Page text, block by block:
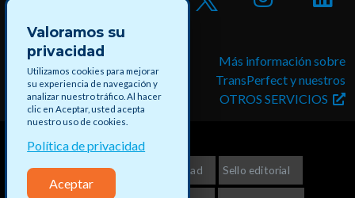
Postúlese a trabajos y
proyectos pagos en
DataForce
Más información sobre
TransPerfect y nuestros
OTROS SERVICIOS
©2026 TransPerfect Privacidad Sello editorial
Valoramos su
privacidad
Utilizamos cookies para mejorar
su experiencia de navegación y
analizar nuestro tráfico. Al hacer
clic en Aceptar, usted acepta
nuestro uso de cookies.
Política de privacidad
Aceptar